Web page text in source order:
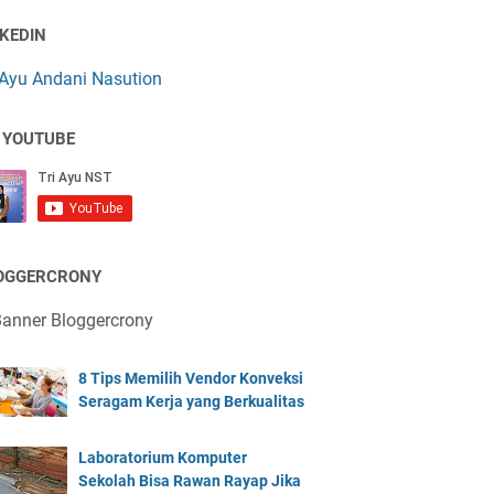
Andani Nasution
8 Tips Memilih Vendor Konveksi
Seragam Kerja yang Berkualitas
Laboratorium Komputer
Sekolah Bisa Rawan Rayap Jika